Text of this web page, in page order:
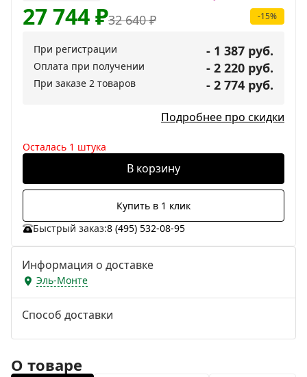
32 640₽
27 744₽ -15%
При регистрации - 1 387 руб.
Оплата при получении - 2 220 руб.
При заказе 2 товаров - 2 774 руб.
Подробнее про скидки
Осталась 1 штука
В корзину
Купить в 1 клик
Быстрый заказ:8 (495) 532-08-95
Информация о доставке
Эль-Монте
Способ доставки
О товаре